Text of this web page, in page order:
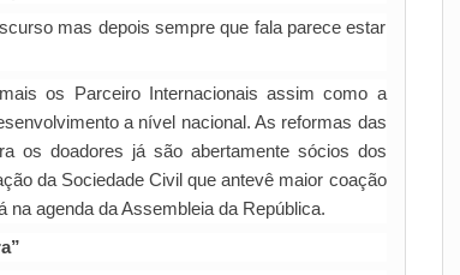
mas depois sempre que fala parece estar
os Parceiro Internacionais assim como a
a nível nacional. As reformas das
os doadores já são abertamente sócios dos
da Sociedade Civil que antevê maior coação
agenda da Assembleia da República.